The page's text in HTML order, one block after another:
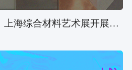
“物·质”2026（首届）上海综合材料艺术展开展导赏活动